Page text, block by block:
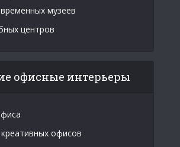
музеев
центров
офисные интерьеры
офисов